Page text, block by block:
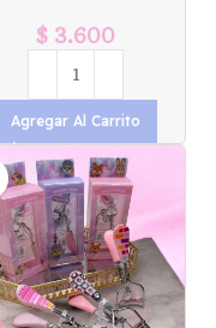
ZOOTOPIA PINK
ALLURE X1U
$ 3.600
Agregar Al Carrito